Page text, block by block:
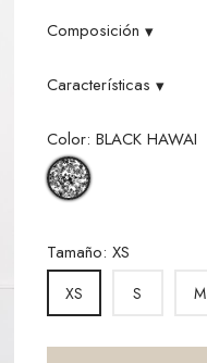
Composición ▾
Características ▾
Color: BLACK HAWAI
BLACK
HAWAI
Tamaño: XS
XS S M